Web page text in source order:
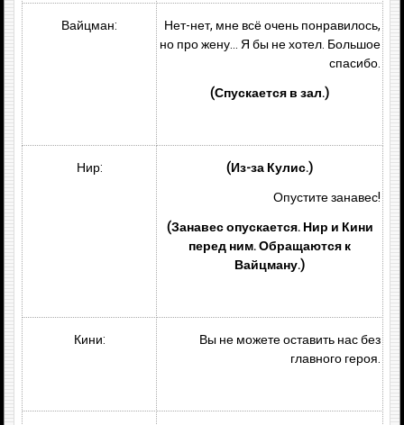
Вайцман:
Нет-нет, мне всё очень понравилось,
но про жену… Я бы не хотел. Большое
спасибо.
(Спускается в зал.)
Нир:
(Из-за Кулис.)
Опустите занавес!
(Занавес опускается. Нир и Кини
перед ним. Обращаются к
Вайцману.)
Кини:
Вы не можете оставить нас без
главного героя.